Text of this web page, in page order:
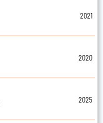
2021
2020
2025